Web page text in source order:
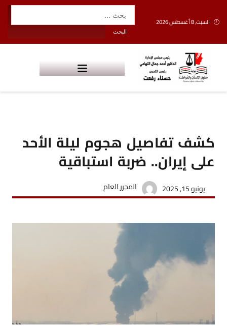
السبت, 8 أغسطس 2026
كشف تفاصيل هجوم ليلة الأحد
على إيران.. ضربة استباقية
يونيو 15, 2025 المحرر العام